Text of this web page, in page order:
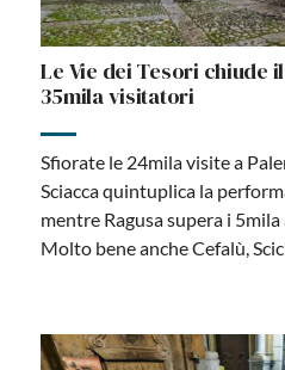
Le Vie dei Tesori chiude
35mila visitatori
Sfiorate le 24mila visite a
Sciacca quintuplica la
mentre Ragusa supera i
Molto bene anche Cefalù,